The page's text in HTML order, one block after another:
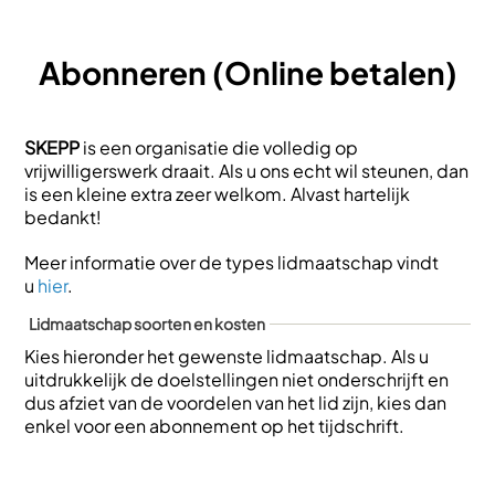
gaan
Abonneren (Online betalen)
SKEPPis een organisatie die volledig op
vrijwilligerswerk draait. Als u ons echt wil steunen, dan
is een kleine extra zeer welkom. Alvast hartelijk
bedankt!
Meer informatie over de types lidmaatschap vindt
u hier.
Lidmaatschap soorten en kosten
Kies hieronder het gewenste lidmaatschap. Als u
uitdrukkelijk de doelstellingen niet onderschrijft en
dus afziet van de voordelen van het lid zijn, kies dan
enkel voor een abonnement op het tijdschrift.